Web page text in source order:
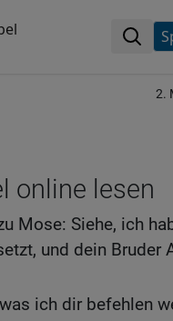
2.
online lesen
Mose: Siehe, ich
und dein Bruder
ich dir befehlen